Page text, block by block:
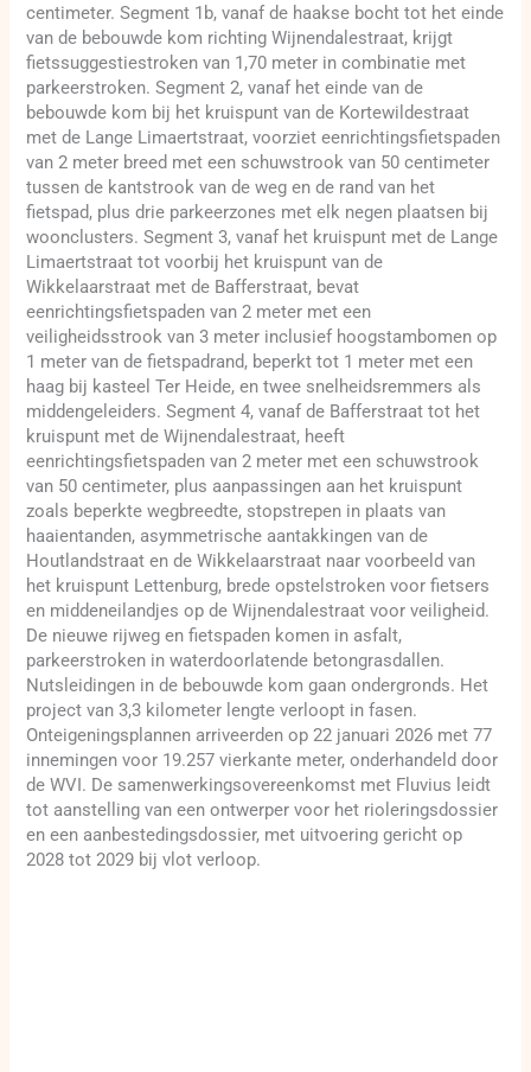
centimeter. Segment 1b, vanaf de haakse bocht tot het einde
van de bebouwde kom richting Wijnendalestraat, krijgt
fietssuggestiestroken van 1,70 meter in combinatie met
parkeerstroken. Segment 2, vanaf het einde van de
bebouwde kom bij het kruispunt van de Kortewildestraat
met de Lange Limaertstraat, voorziet eenrichtingsfietspaden
van 2 meter breed met een schuwstrook van 50 centimeter
tussen de kantstrook van de weg en de rand van het
fietspad, plus drie parkeerzones met elk negen plaatsen bij
woonclusters. Segment 3, vanaf het kruispunt met de Lange
Limaertstraat tot voorbij het kruispunt van de
Wikkelaarstraat met de Bafferstraat, bevat
eenrichtingsfietspaden van 2 meter met een
veiligheidsstrook van 3 meter inclusief hoogstambomen op
1 meter van de fietspadrand, beperkt tot 1 meter met een
haag bij kasteel Ter Heide, en twee snelheidsremmers als
middengeleiders. Segment 4, vanaf de Bafferstraat tot het
kruispunt met de Wijnendalestraat, heeft
eenrichtingsfietspaden van 2 meter met een schuwstrook
van 50 centimeter, plus aanpassingen aan het kruispunt
zoals beperkte wegbreedte, stopstrepen in plaats van
haaientanden, asymmetrische aantakkingen van de
Houtlandstraat en de Wikkelaarstraat naar voorbeeld van
het kruispunt Lettenburg, brede opstelstroken voor fietsers
en middeneilandjes op de Wijnendalestraat voor veiligheid.
De nieuwe rijweg en fietspaden komen in asfalt,
parkeerstroken in waterdoorlatende betongrasdallen.
Nutsleidingen in de bebouwde kom gaan ondergronds. Het
project van 3,3 kilometer lengte verloopt in fasen.
Onteigeningsplannen arriveerden op 22 januari 2026 met 77
innemingen voor 19.257 vierkante meter, onderhandeld door
de WVI. De samenwerkingsovereenkomst met Fluvius leidt
tot aanstelling van een ontwerper voor het rioleringsdossier
en een aanbestedingsdossier, met uitvoering gericht op
2028 tot 2029 bij vlot verloop.